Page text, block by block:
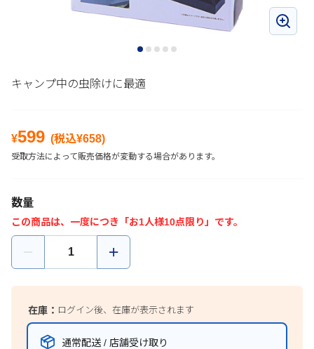
キャンプ中の虫除けに最適
¥599 (税込¥658)
受取方法によって販売価格が変動する場合があります。
数量
この商品は、一度につき「お1人様10点限り」です。
在庫： ログイン後、在庫が表示されます
通常配送 / 店舗受け取り